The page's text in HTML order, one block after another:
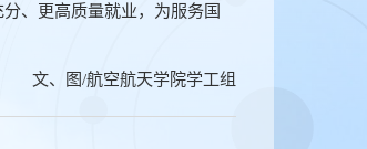
、更高质量就业，为服务国
文、图/航空航天学院学工组